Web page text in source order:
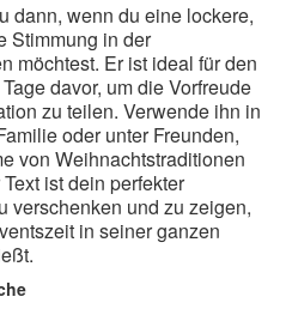
dann, wenn du eine lockere,
Stimmung in der
möchtest. Er ist ideal für den
davor, um die Vorfreude
zu teilen. Verwende ihn in
oder unter Freunden,
von Weihnachtstraditionen
ist dein perfekter
verschenken und zu zeigen,
in seiner ganzen